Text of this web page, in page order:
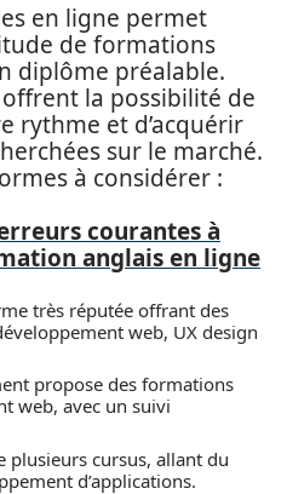
en ligne permet
de formations
diplôme préalable.
la possibilité de
rythme et d’acquérir
sur le marché.
à considérer :
courantes à
anglais en ligne
très réputée offrant des
web, UX design
propose des formations
web, avec un suivi
plusieurs cursus, allant du
d’applications.